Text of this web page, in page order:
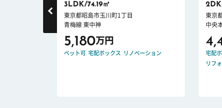
3LDK/74.19㎡
東京都昭島市玉川町1丁目
青梅線 東中神
5,180万円
ペット可 宅配ボックス リノベーション
東京
中央
宅配
リフ